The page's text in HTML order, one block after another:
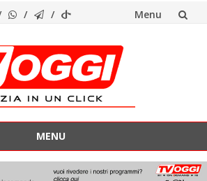
Menu
MENU